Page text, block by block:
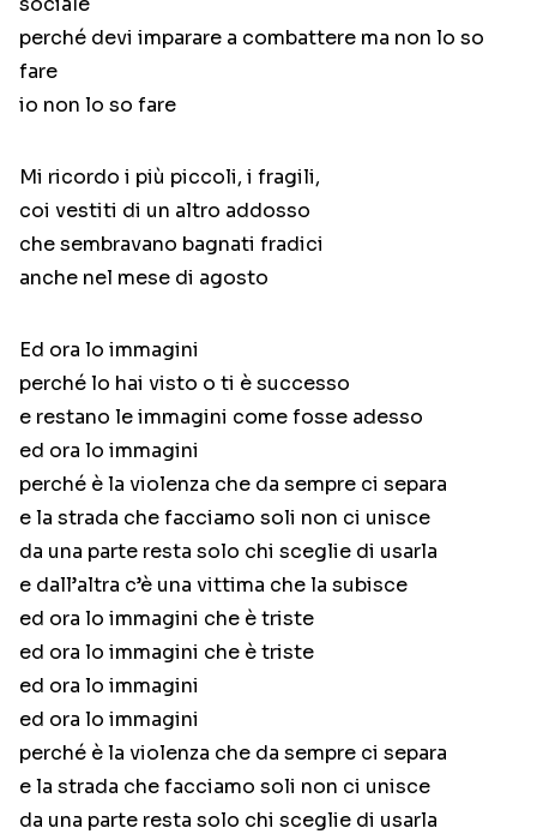
perché devi imparare a combattere ma non lo so
fare
io non lo so fare
Mi ricordo i più piccoli, i fragili,
coi vestiti di un altro addosso
che sembravano bagnati fradici
anche nel mese di agosto
Ed ora lo immagini
perché lo hai visto o ti è successo
e restano le immagini come fosse adesso
ed ora lo immagini
perché è la violenza che da sempre ci separa
e la strada che facciamo soli non ci unisce
da una parte resta solo chi sceglie di usarla
e dall’altra c’è una vittima che la subisce
ed ora lo immagini che è triste
ed ora lo immagini che è triste
ed ora lo immagini
ed ora lo immagini
perché è la violenza che da sempre ci separa
e la strada che facciamo soli non ci unisce
da una parte resta solo chi sceglie di usarla